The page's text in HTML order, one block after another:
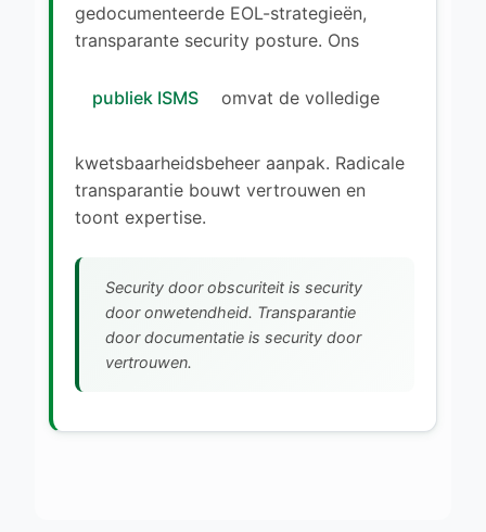
gedocumenteerde EOL-strategieën,
transparante security posture. Ons
publiek ISMS omvat de volledige
kwetsbaarheidsbeheer aanpak. Radicale
transparantie bouwt vertrouwen en
toont expertise.
Security door obscuriteit is security
door onwetendheid. Transparantie
door documentatie is security door
vertrouwen.